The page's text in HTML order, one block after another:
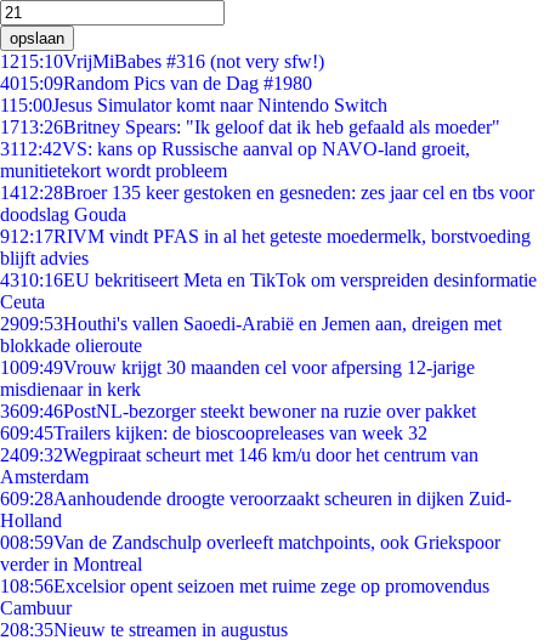
opslaan
1215:10VrijMiBabes #316 (not very sfw!)
4015:09Random Pics van de Dag #1980
115:00Jesus Simulator komt naar Nintendo Switch
1713:26Britney Spears: "Ik geloof dat ik heb gefaald als moeder"
3112:42VS: kans op Russische aanval op NAVO-land groeit,
munitietekort wordt probleem
1412:28Broer 135 keer gestoken en gesneden: zes jaar cel en tbs voor
doodslag Gouda
912:17RIVM vindt PFAS in al het geteste moedermelk, borstvoeding
blijft advies
4310:16EU bekritiseert Meta en TikTok om verspreiden desinformatie
Ceuta
2909:53Houthi's vallen Saoedi-Arabië en Jemen aan, dreigen met
blokkade olieroute
1009:49Vrouw krijgt 30 maanden cel voor afpersing 12-jarige
misdienaar in kerk
3609:46PostNL-bezorger steekt bewoner na ruzie over pakket
609:45Trailers kijken: de bioscoopreleases van week 32
2409:32Wegpiraat scheurt met 146 km/u door het centrum van
Amsterdam
609:28Aanhoudende droogte veroorzaakt scheuren in dijken Zuid-
Holland
008:59Van de Zandschulp overleeft matchpoints, ook Griekspoor
verder in Montreal
108:56Excelsior opent seizoen met ruime zege op promovendus
Cambuur
208:35Nieuw te streamen in augustus